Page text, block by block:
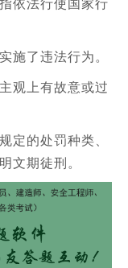
了违法行为。
观上有故意或过
的处罚种类、
文期徒刑。